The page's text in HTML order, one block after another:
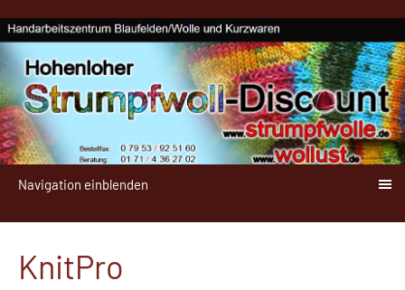
Navigation einblenden
KnitPro